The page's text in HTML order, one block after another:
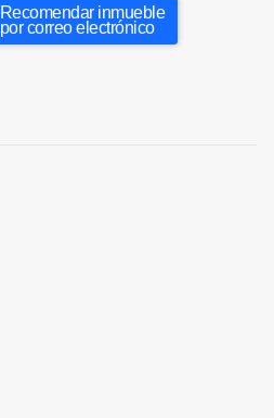
Recomendar inmueble
por correo electrónico